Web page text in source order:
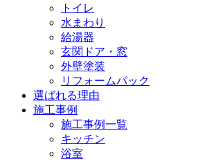
トイレ
水まわり
給湯器
玄関ドア・窓
外壁塗装
リフォームパック
選ばれる理由
施工事例
施工事例一覧
キッチン
浴室